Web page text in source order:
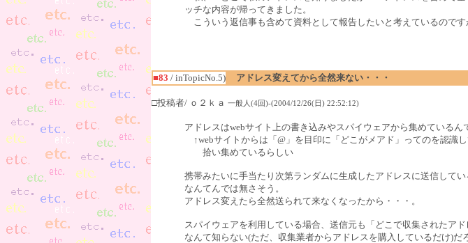
ッチな内容が帰ってきました。
こういう返信事も含めて資料として報告したいと考えているのです
■83 / inTopicNo.5)
アドレス変えてから全然来ない・・・
□投稿者/ ｏ２ｋａ 一般人(4回)-(2004/12/26(日) 22:52:12)
アドレスはwebサイト上の書き込みやスパイウェアから集めているん
↑webサイトからは「@」を目印に「どこがメアド」ってのを認識
拾い集めているらしい
携帯みたいに手当たり次第ランダムに生成したアドレスに送信してい
なんてんでは無さそう。
アドレス変えたら全然送られて来なくなったから・・・。
スパイウェアを利用している場合、送信元も「どこで収集されたアド
なんて知らない(ただ、収集業者からアドレスを購入しているだけ)だ